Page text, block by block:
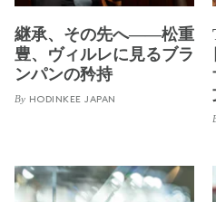
継承、その先へ——松重
豊、ヴィルレに見るブラ
ンパンの矜持
By HODINKEE JAPAN